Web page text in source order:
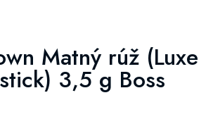
Matný rúž (Luxe
3,5 g Boss